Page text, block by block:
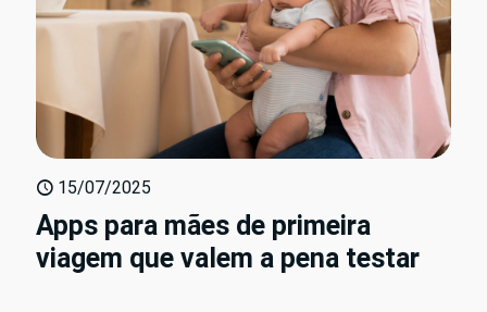
15/07/2025
Apps para mães de primeira
viagem que valem a pena testar